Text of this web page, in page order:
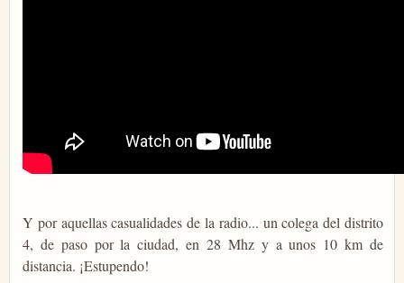
Y por aquellas casualidades de la radio... un colega del distrito
4, de paso por la ciudad, en 28 Mhz y a unos 10 km de
distancia. ¡Estupendo!